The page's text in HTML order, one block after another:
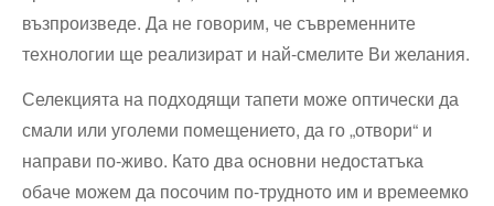
възпроизведе. Да не говорим, че съвременните
технологии ще реализират и най-смелите⁤ Ви желания.
Селекцията на подходящи тапети ⁢може оптически да
смали или уголеми помещението, да го „отвори“ и
направи по-живо. Като два основни недостатъка
обаче можем да посочим по-трудното им‌ и времеемко⁤